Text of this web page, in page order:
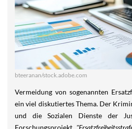
bteeranan/stock.adobe.com
Vermeidung von sogenannten
ein viel diskutiertes Thema. Der
und die Sozialen Dienste der
Forschungsprojekt